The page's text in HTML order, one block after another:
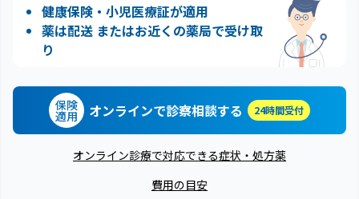
健康保険・小児医療証が適用
薬は配送 またはお近くの薬局で受け取
り
保険
適用 オンラインで診察相談する 24時間受付
オンライン診療で対応できる症状・処方薬
費用の目安